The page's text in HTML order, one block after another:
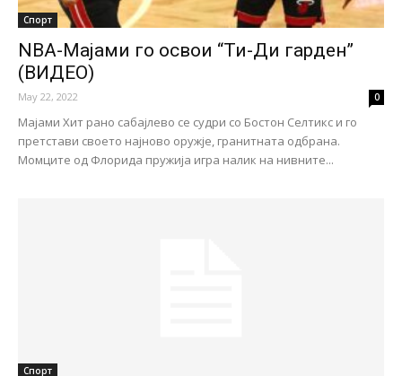
Спорт
NBA-Мајами го освои “Ти-Ди гарден”
(ВИДЕО)
May 22, 2022 0
Мајами Хит рано сабајлево се судри со Бостон Селтикс и го
претстави своето најново оружје, гранитната одбрана.
Момците од Флорида пружија игра налик на нивните...
Спорт